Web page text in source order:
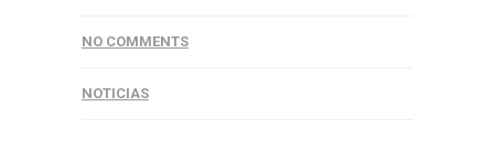
NO COMMENTS
NOTICIAS